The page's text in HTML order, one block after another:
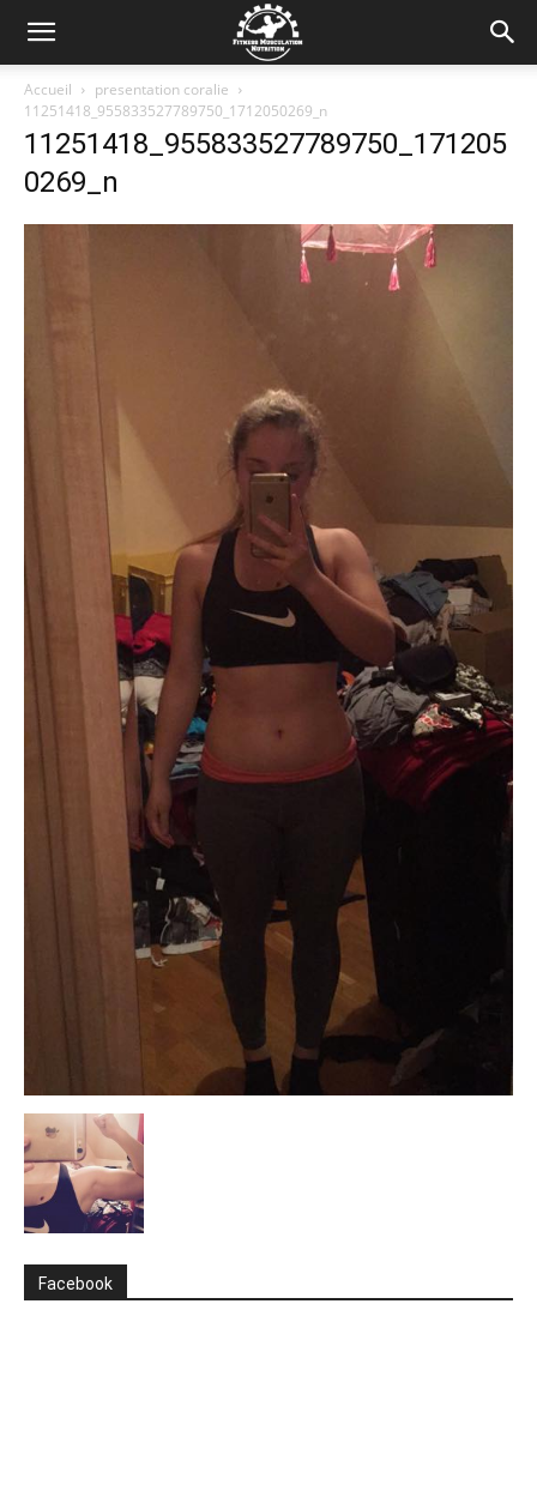
Accueil
presentation coralie
11251418_955833527789750_1712050269_n
11251418_955833527789750_171205
0269_n
Facebook